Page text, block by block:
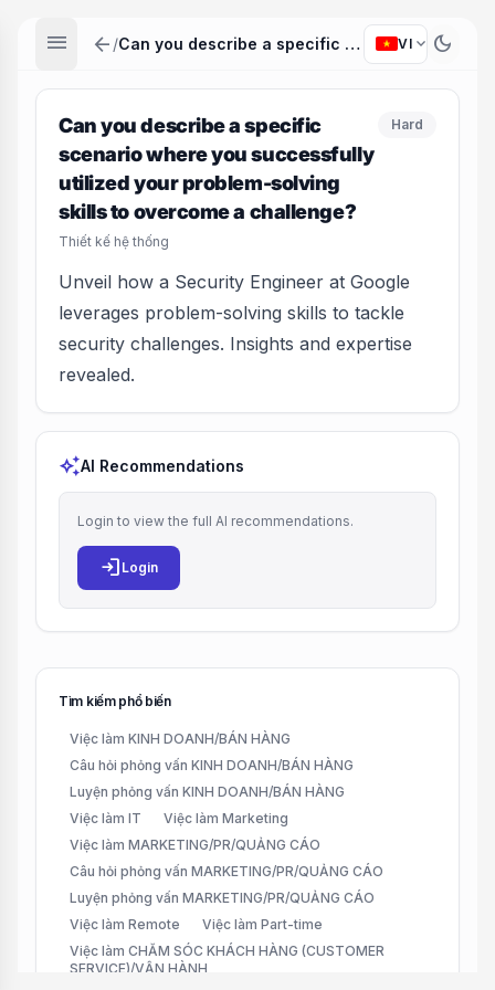
menu arrow_back / Can you describe a specific scenario where you successfully utilized your problem-solving skills to overcome a challenge? VI expand_more dark_mode
Can you describe a specific
scenario where you successfully
utilized your problem-solving
skills to overcome a challenge?
Thiết kế hệ thống
Hard
Unveil how a Security Engineer at Google
leverages problem-solving skills to tackle
security challenges. Insights and expertise
revealed.
auto_awesomeAI Recommendations
Login to view the full AI recommendations.
login Login
Tìm kiếm phổ biến
Việc làm KINH DOANH/BÁN HÀNG
Câu hỏi phỏng vấn KINH DOANH/BÁN HÀNG
Luyện phỏng vấn KINH DOANH/BÁN HÀNG
Việc làm IT
Việc làm Marketing
Việc làm MARKETING/PR/QUẢNG CÁO
Câu hỏi phỏng vấn MARKETING/PR/QUẢNG CÁO
Luyện phỏng vấn MARKETING/PR/QUẢNG CÁO
Việc làm Remote
Việc làm Part-time
Việc làm CHĂM SÓC KHÁCH HÀNG (CUSTOMER
SERVICE)/VẬN HÀNH